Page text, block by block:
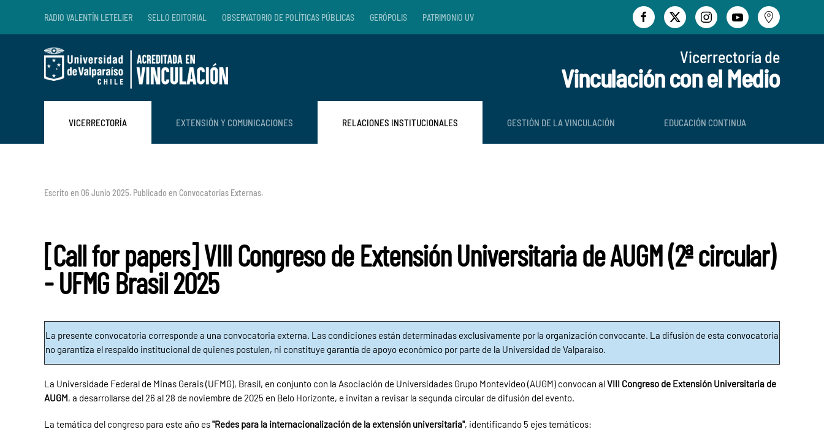
Skip to main content
RADIO VALENTÍN LETELIER SELLO EDITORIAL OBSERVATORIO DE POLÍTICAS PÚBLICAS GERÓPOLIS PATRIMONIO UV
Vicerrectoría de
Vinculación con el Medio
VICERRECTORÍA EXTENSIÓN Y COMUNICACIONES RELACIONES INSTITUCIONALES GESTIÓN DE LA VINCULACIÓN EDUCACIÓN CONTINUA
Escrito en 06 Junio 2025. Publicado en Convocatorias Externas.
[Call for papers] VIII Congreso de Extensión Universitaria de AUGM (2ª circular)
- UFMG Brasil 2025
La presente convocatoria corresponde a una convocatoria externa. Las condiciones están determinadas exclusivamente por la organización convocante. La difusión de esta convocatoria
no garantiza el respaldo institucional de quienes postulen, ni constituye garantía de apoyo económico por parte de la Universidad de Valparaíso.
La Universidade Federal de Minas Gerais (UFMG), Brasil, en conjunto con la Asociación de Universidades Grupo Montevideo (AUGM) convocan alVIII Congreso de Extensión Universitaria de
AUGM, a desarrollarse del 26 al 28 de noviembre de 2025 en Belo Horizonte, e invitan a revisar la segunda circular de difusión del evento.
La temática del congreso para este año es"Redes para la internacionalización de la extensión universitaria", identificando 5 ejes temáticos: